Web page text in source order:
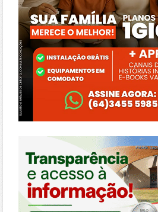
https://morrinhos.go.leg.br/